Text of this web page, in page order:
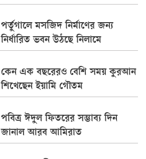
পর্তুগালে মসজিদ নির্মাণের জন্য
নির্ধারিত ভবন উঠছে নিলামে
কেন এক বছরেরও বেশি সময় কুরআন
শিখেছেন ইয়ামি গৌতম
পবিত্র ঈদুল ফিতরের সম্ভাব্য দিন
জানাল আরব আমিরাত